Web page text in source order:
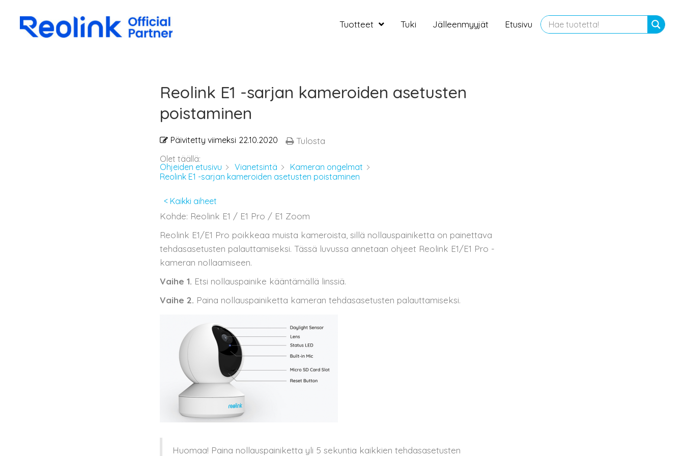
Tuotteet Tuki Jälleenmyyjät Etusivu
Reolink E1 -sarjan kameroiden asetusten
poistaminen
Päivitetty viimeksi 22.10.2020 Tulosta
Olet täällä:
Ohjeiden etusivu
Vianetsintä
Kameran ongelmat
Reolink E1 -sarjan kameroiden asetusten poistaminen
< Kaikki aiheet
Kohde: Reolink E1 / E1 Pro / E1 Zoom
Reolink E1/E1 Pro poikkeaa muista kameroista, sillä nollauspainiketta on painettava
tehdasasetusten palauttamiseksi. Tässä luvussa annetaan ohjeet Reolink E1/E1 Pro -
kameran nollaamiseen.
Vaihe 1. Etsi nollauspainike kääntämällä linssiä.
Vaihe 2. Paina nollauspainiketta kameran tehdasasetusten palauttamiseksi.
Huomaa! Paina nollauspainiketta yli 5 sekuntia kaikkien tehdasasetusten